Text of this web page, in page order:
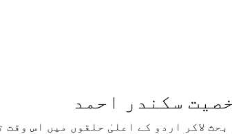
سکندر احمد
لاکر اردو کے اعلیٰ حلقوں میں اس وقت